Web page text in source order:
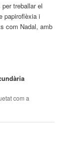
treballar el
papiroflèxia i
com Nadal, amb
com a